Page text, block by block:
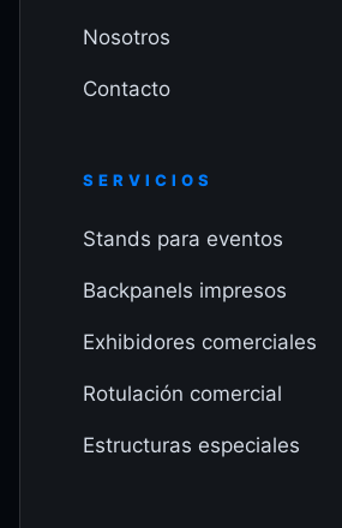
Nosotros
Contacto
SERVICIOS
Stands para eventos
Backpanels impresos
Exhibidores comerciales
Rotulación comercial
Estructuras especiales